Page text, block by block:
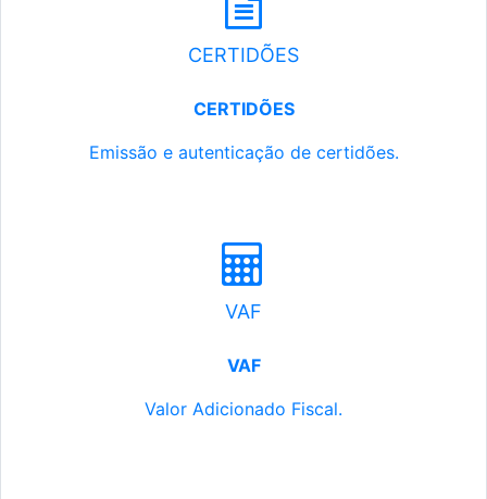
CERTIDÕES
CERTIDÕES
Emissão e autenticação de certidões.
VAF
VAF
Valor Adicionado Fiscal.